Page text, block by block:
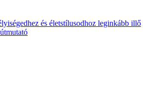
és életstílusodhoz leginkább illő